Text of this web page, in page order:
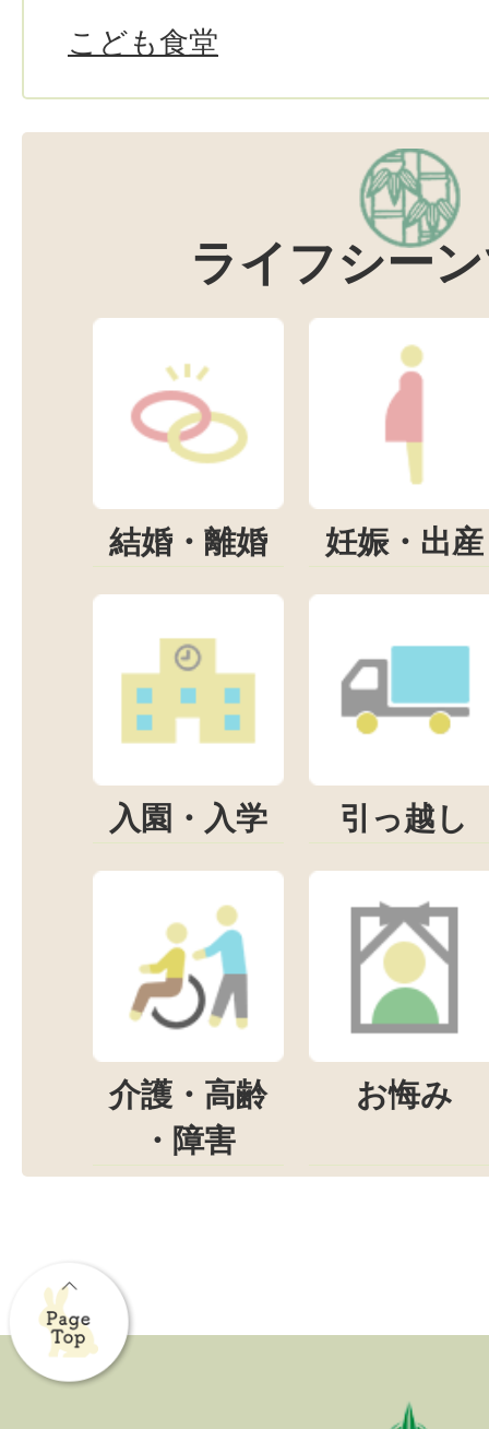
こども食堂
ライフシー
結婚・離婚 妊娠・出産
入園・入学 引っ越し
介護・高齢
・障害
お悔み